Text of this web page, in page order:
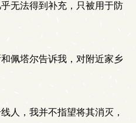
无法得到补充，只被用于防
佩塔尔告诉我，对附近家乡
人，我并不指望将其消灭，